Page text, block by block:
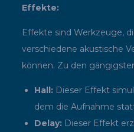
Effekte:
Effekte sind Werkzeuge,
verschiedene akustische
können. Zu den
Hall: Dieser Effekt
dem die Aufnahme
Delay: Dieser Effekt